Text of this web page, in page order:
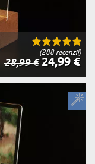
(288 recenzií)
28,99 €24,99 €